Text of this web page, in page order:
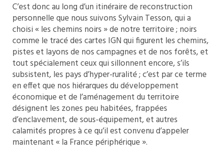
C’est donc au long d’un itinéraire de reconstruction
personnelle que nous suivons Sylvain Tesson, qui a
choisi « les chemins noirs » de notre territoire ; noirs
comme le tracé des cartes IGN qui figurent les chemins,
pistes et layons de nos campagnes et de nos forêts, et
tout spécialement ceux qui sillonnent encore, s’ils
subsistent, les pays d’hyper-ruralité ; c’est par ce terme
en effet que nos hiérarques du développement
économique et de l’aménagement du territoire
désignent les zones peu habitées, frappées
d’enclavement, de sous-équipement, et autres
calamités propres à ce qu’il est convenu d’appeler
maintenant « la France périphérique ».